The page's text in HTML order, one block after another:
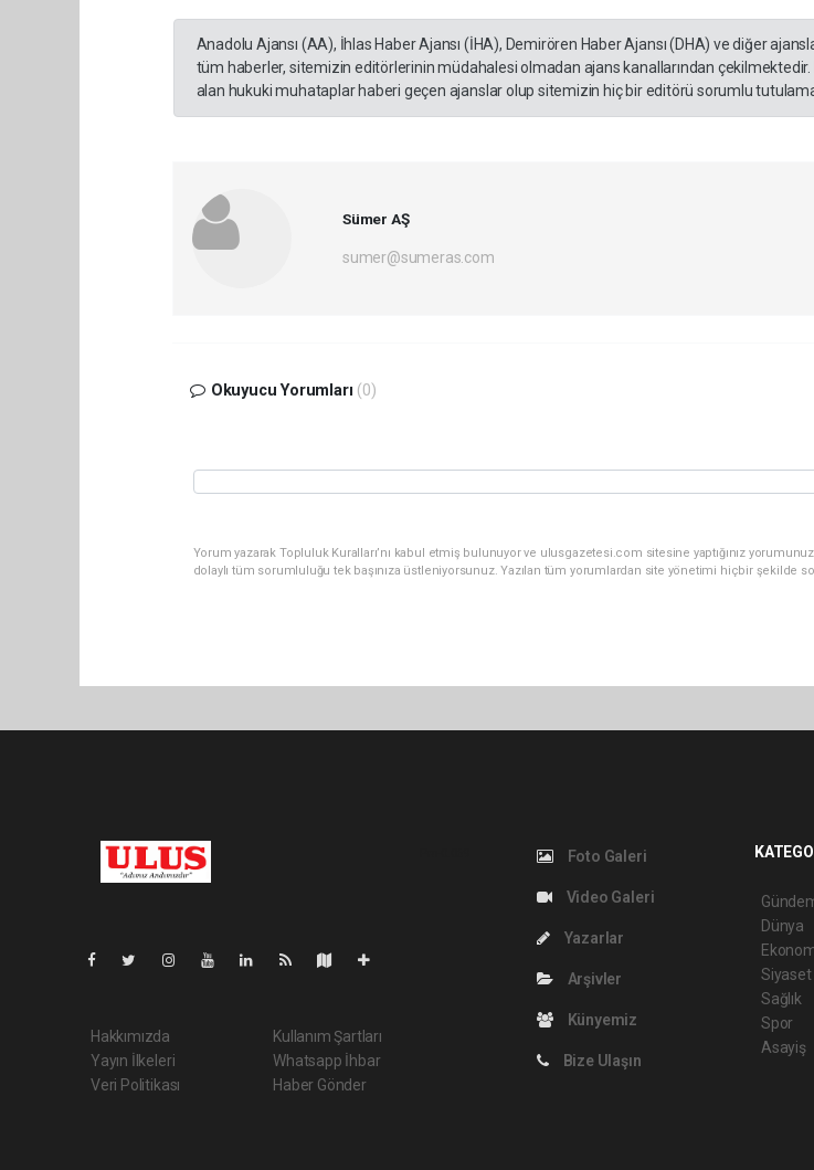
Anadolu Ajansı (AA), İhlas Haber Ajansı (İHA), Demirören Haber Ajansı (DHA) ve diğer
tüm haberler, sitemizin editörlerinin müdahalesi olmadan ajans kanallarından
alan hukuki muhataplar haberi geçen ajanslar olup sitemizin hiç bir editörü sorumlu
Sümer AŞ
sumer@sumeras.com
Okuyucu Yorumları (0)
Yorum yazarak Topluluk Kuralları’nı kabul etmiş bulunuyor ve ulusgazetesi.com sitesine yaptığınız
dolaylı tüm sorumluluğu tek başınıza üstleniyorsunuz. Yazılan tüm yorumlardan site yönetimi hiçbir şekilde
Hakkımızda
Yayın İlkeleri
Veri Politikası
Kullanım Şartları
Whatsapp İhbar
Haber Gönder
Foto Galeri
Video Galeri
Yazarlar
Arşivler
Künyemiz
Bize Ulaşın
Dünya
Siyaset
Sağlık
Spor
Asayiş